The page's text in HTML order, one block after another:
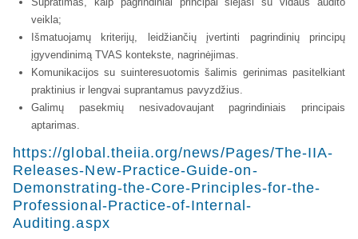
veikla;
Išmatuojamų kriterijų, leidžiančių įvertinti pagrindinių principų
įgyvendinimą TVAS kontekste, nagrinėjimas.
Komunikacijos su suinteresuotomis šalimis gerinimas pasitelkiant
praktinius ir lengvai suprantamus pavyzdžius.
Galimų pasekmių nesivadovaujant pagrindiniais principais
aptarimas.
https://global.theiia.org/news/Pages/The-IIA-
Releases-New-Practice-Guide-on-
Demonstrating-the-Core-Principles-for-the-
Professional-Practice-of-Internal-
Auditing.aspx